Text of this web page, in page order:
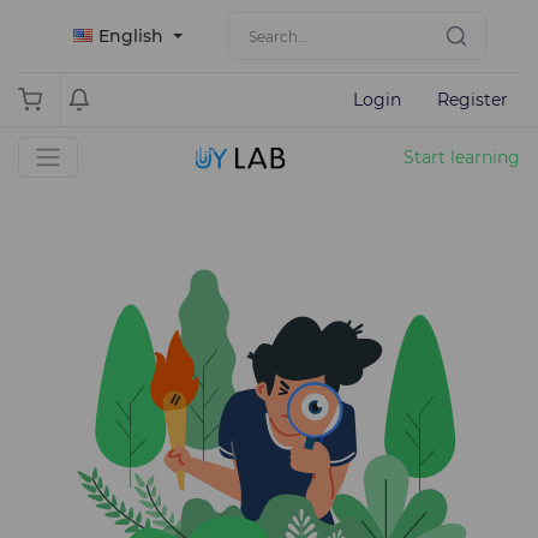
English
Login Register
Start learning